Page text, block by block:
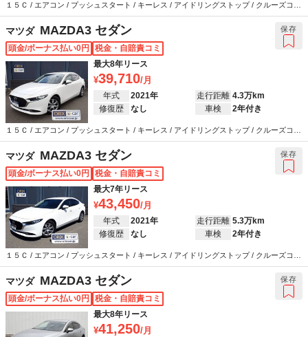
１５Ｃ / エアコン / プッシュスタート / キーレス / アイドリングストップ / クルーズコン
トロール / カーナビ / バックカメラ / ETC / 衝突被害軽減システム / ウインカーミラー /
ABS / エアバッグ / パワーステアリング / パワーウインドウ
マツダ MAZDA3 セダン
頭金/ボーナス払い0円
税金・自賠責コミ
最大8年リース
39,710
年式 2021年 走行距離 4.3万km
修復歴
なし 車検 2年付き
１５Ｃ / エアコン / プッシュスタート / キーレス / アイドリングストップ / クルーズコン
トロール / カーナビ / バックカメラ / 衝突被害軽減システム / ウインカーミラー / ABS /
エアバッグ / パワーステアリング / パワーウインドウ
保存
マツダ MAZDA3 セダン
頭金/ボーナス払い0円
税金・自賠責コミ
最大7年リース
43,450
年式 2021年 走行距離 5.3万km
修復歴
なし 車検 2年付き
１５Ｃ / エアコン / プッシュスタート / キーレス / アイドリングストップ / クルーズコン
トロール / カーナビ / バックカメラ / 衝突被害軽減システム / ウインカーミラー / ABS /
エアバッグ / パワーステアリング / パワーウインドウ
保存
マツダ MAZDA3 セダン
頭金/ボーナス払い0円
税金・自賠責コミ
最大8年リース
41,250
保存